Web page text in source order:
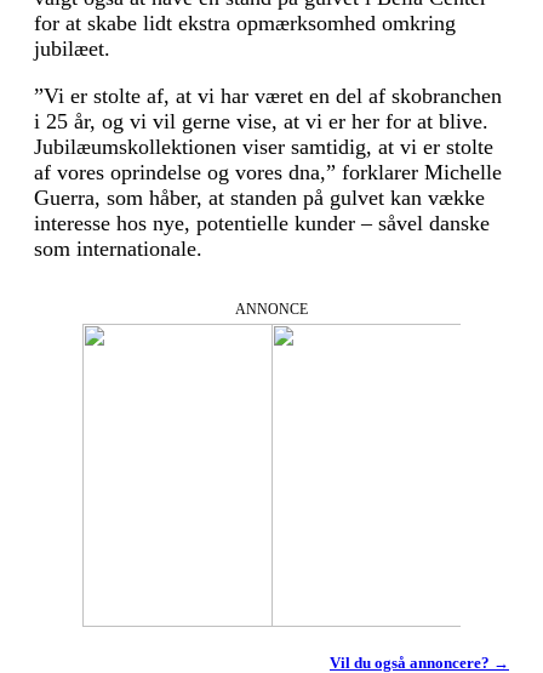
for at skabe lidt ekstra opmærksomhed omkring
jubilæet.
”Vi er stolte af, at vi har været en del af skobranchen
i 25 år, og vi vil gerne vise, at vi er her for at blive.
Jubilæumskollektionen viser samtidig, at vi er stolte
af vores oprindelse og vores dna,” forklarer Michelle
Guerra, som håber, at standen på gulvet kan vække
interesse hos nye, potentielle kunder – såvel danske
som internationale.
ANNONCE
Vil du også annoncere? →